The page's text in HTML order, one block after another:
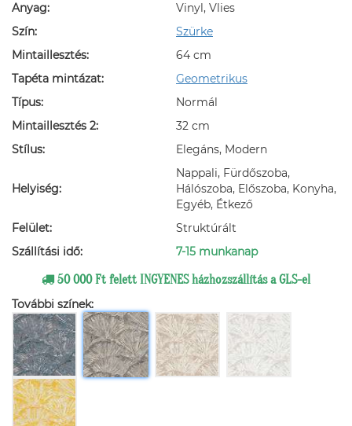
Anyag:
Vinyl, Vlies
Szín:
Szürke
Mintaillesztés:
64 cm
Tapéta mintázat:
Geometrikus
Típus:
Normál
Mintaillesztés 2:
32 cm
Stílus:
Elegáns, Modern
Helyiség:
Nappali, Fürdőszoba,
Hálószoba, Előszoba, Konyha,
Egyéb, Étkező
Felület:
Struktúrált
Szállítási idő:
7-15 munkanap
50 000 Ft felett INGYENES házhozszállítás a GLS-el
További színek: